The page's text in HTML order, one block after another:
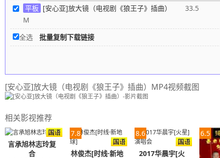
流言不断钳制我的呼吸
才能跟上这世界太善变的表情
要笑着走下去
我和他之间是什么关系
我和梦之间有多远距离
我和你之间是什么关系
我和爱之间有什么遭遇
平板 [安心亚]放大镜（电视剧《狼王子》插曲）
33.5
M
全选
批量复制下载链接
[安心亚]放大镜（电视剧《狼王子》插曲）MP4视频截图
相关影视推荐
言承旭林志玲复
合
7.8
林俊杰[时线·新地
8.6
2017华晨宇[火
6.5